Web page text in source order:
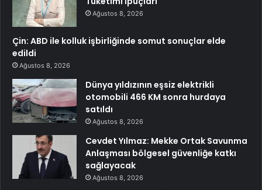
Ağustos 8, 2026
Çin: ABD ile kolluk işbirliğinde somut sonuçlar elde
edildi
Ağustos 8, 2026
Dünya yıldızının eşsiz elektrikli
otomobili 466 KM sonra hurdaya
satıldı
Ağustos 8, 2026
Cevdet Yılmaz: Mekke Ortak Savunma
Anlaşması bölgesel güvenliğe katkı
sağlayacak
Ağustos 8, 2026